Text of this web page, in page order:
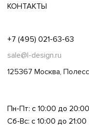
КОНТАКТЫ
+7 (495) 021-63-63
sale@l-design.ru
125367 Москва,
Пн-Пт: с 10:00 до 20:00
Сб-Вс: с 10:00 до 21:00